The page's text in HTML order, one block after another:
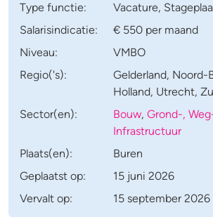
Type functie: Vacature,
Salaris­indicatie:
€ 550 per maand
Niveau:
VMBO
Regio('s):
Gelderland, Noord-
Holland, Utrecht,
Sector(en):
Bouw,Grond-,
Infrastructuur
Plaats(en):
Buren
Geplaatst op:
15 juni 2026
Vervalt op:
15 september 2026